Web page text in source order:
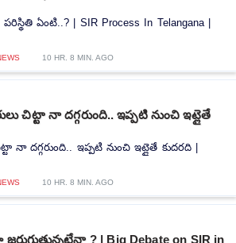
ఏంటి..? | SIR Process In Telangana |
10 HR. 8 MIN. AGO
చిట్టా నా దగ్గరుంది.. ఇప్పటి నుంచి ఇట్లైతే
నా దగ్గరుంది.. ఇప్పటి నుంచి ఇట్లైతే కుదరది |
10 HR. 8 MIN. AGO
? | Big Debate on SIR in